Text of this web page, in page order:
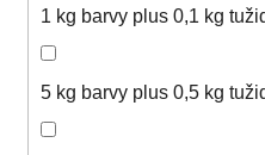
1 kg barvy plus 0,1 kg
5 kg barvy plus 0,5 kg